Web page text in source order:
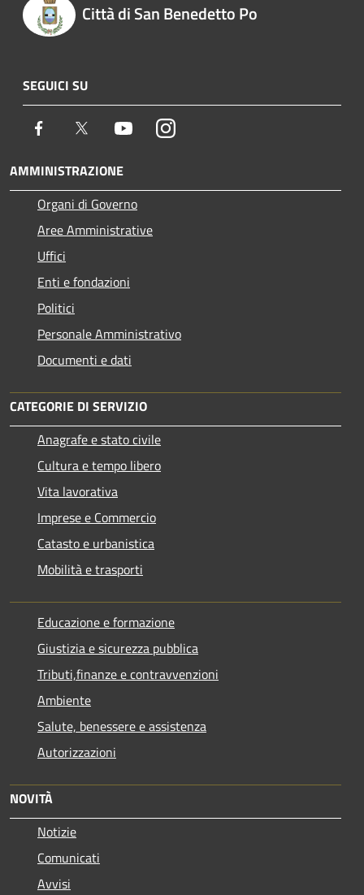
Città di San Benedetto Po
SEGUICI SU
Facebook Twitter YoutubeInstagram
AMMINISTRAZIONE
Organi di Governo
Aree Amministrative
Uffici
Enti e fondazioni
Politici
Personale Amministrativo
Documenti e dati
CATEGORIE DI SERVIZIO
Anagrafe e stato civile
Cultura e tempo libero
Vita lavorativa
Imprese e Commercio
Catasto e urbanistica
Mobilità e trasporti
Educazione e formazione
Giustizia e sicurezza pubblica
Tributi,finanze e contravvenzioni
Ambiente
Salute, benessere e assistenza
Autorizzazioni
NOVITÀ
Notizie
Comunicati
Avvisi